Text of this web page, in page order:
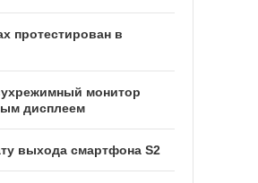
протестирован в
монитор
дисплеем
выхода смартфона S2